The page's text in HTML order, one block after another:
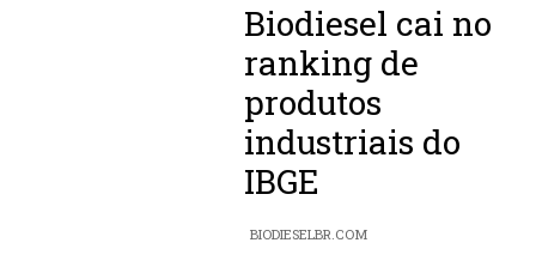
Biodiesel cai no
ranking de
produtos
industriais do
IBGE
BIODIESELBR.COM